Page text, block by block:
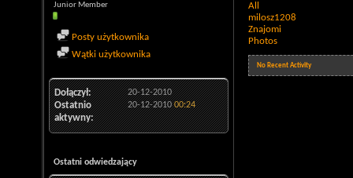
Junior Member
Posty użytkownika
Wątki użytkownika
Dołączył 20-12-2010
Ostatnio
aktywny
20-12-201000:24
Ostatni odwiedzający
All
milosz1208
Znajomi
Photos
No Recent Activity